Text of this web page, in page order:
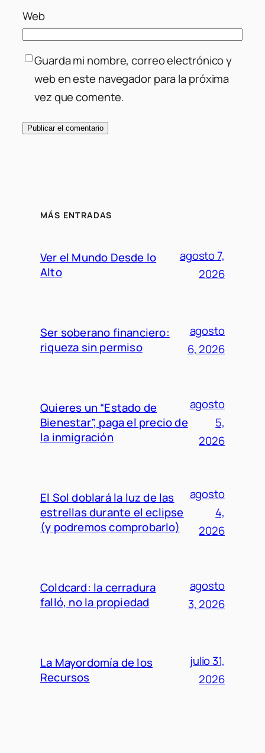
Web
Guarda mi nombre, correo electrónico y
web en este navegador para la próxima
vez que comente.
MÁS ENTRADAS
Ver el Mundo Desde lo
Alto
agosto 7,
2026
Ser soberano financiero:
riqueza sin permiso
agosto
6, 2026
Quieres un “Estado de
Bienestar”, paga el precio de
la inmigración
agosto
5,
2026
El Sol doblará la luz de las
estrellas durante el eclipse
(y podremos comprobarlo)
agosto
4,
2026
Coldcard: la cerradura
falló, no la propiedad
agosto
3, 2026
La Mayordomía de los
Recursos
julio 31,
2026